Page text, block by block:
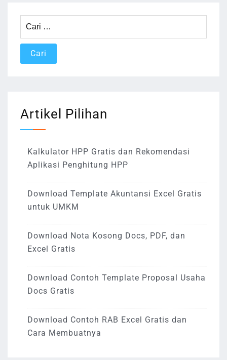
Artikel Pilihan
Kalkulator HPP Gratis dan Rekomendasi
Aplikasi Penghitung HPP
Download Template Akuntansi Excel Gratis
untuk UMKM
Download Nota Kosong Docs, PDF, dan
Excel Gratis
Download Contoh Template Proposal Usaha
Docs Gratis
Download Contoh RAB Excel Gratis dan
Cara Membuatnya